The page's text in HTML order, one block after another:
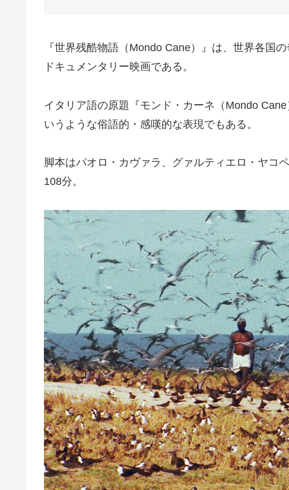
『世界残酷物語（Mondo Cane）』は、世界各国
ドキュメンタリー映画である。
イタリア語の原題『モンド・カーネ（Mondo
いうような俗語的・感嘆的な表現でもある。
脚本はパオロ・カヴァラ、グァルティエロ・ヤコ
108分。